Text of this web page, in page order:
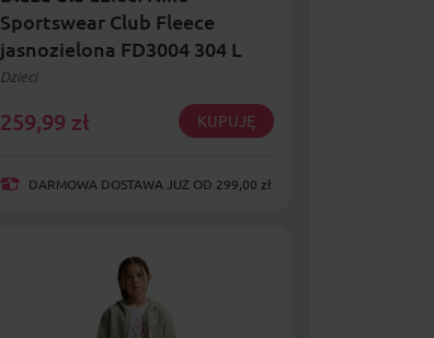
Sportswear Club Fleece
jasnozielona FD3004 304 L
Dzieci
259,99 zł KUPUJĘ
DARMOWA DOSTAWA JUŻ OD 299,00 zł